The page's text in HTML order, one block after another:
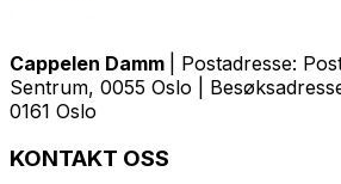
Cappelen Damm
| Postadresse:
Sentrum, 0055 Oslo |
0161 Oslo
KONTAKT OSS